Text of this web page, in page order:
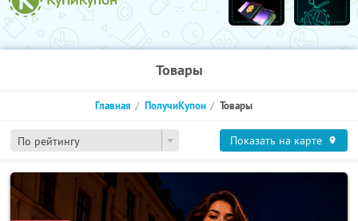
Товары
По рейтингу
Главная ПолучиКупон Товары
Показать на карте